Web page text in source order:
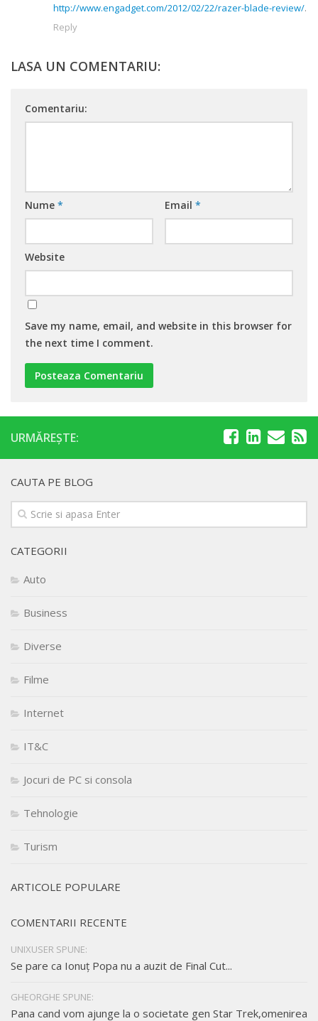
http://www.engadget.com/2012/02/22/razer-blade-review/.
Reply
LASA UN COMENTARIU:
Comentariu:
Nume * Email *
Website
Save my name, email, and website in this browser for
the next time I comment.
URMĂREȘTE:
CAUTA PE BLOG
CATEGORII
Auto
Business
Diverse
Filme
Internet
IT&C
Jocuri de PC si consola
Tehnologie
Turism
ARTICOLE POPULARE
COMENTARII RECENTE
UNIXUSER SPUNE:
Se pare ca Ionuț Popa nu a auzit de Final Cut...
GHEORGHE SPUNE:
Pana cand vom ajunge la o societate gen Star Trek,omenirea